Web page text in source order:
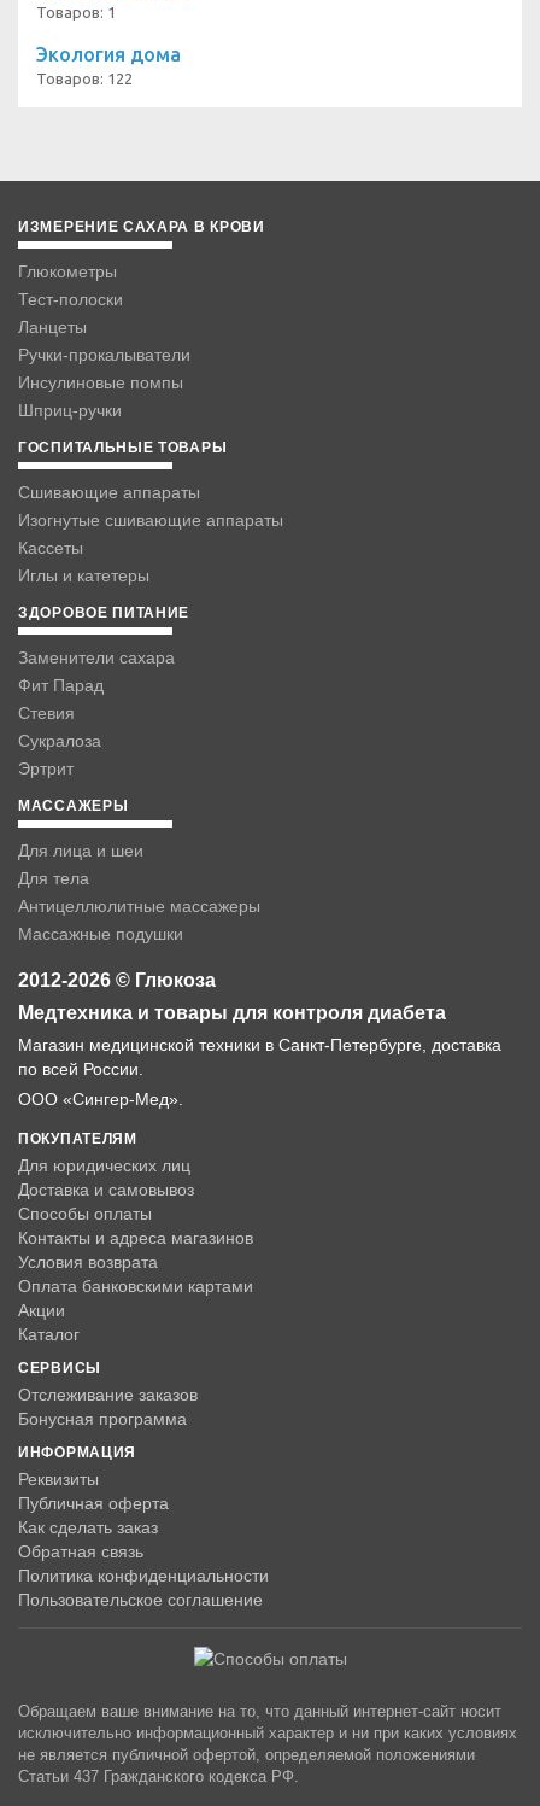
Товаров: 1
Экология дома
Товаров: 122
ИЗМЕРЕНИЕ САХАРА В КРОВИ
Глюкометры
Тест-полоски
Ланцеты
Ручки-прокалыватели
Инсулиновые помпы
Шприц-ручки
ГОСПИТАЛЬНЫЕ ТОВАРЫ
Сшивающие аппараты
Изогнутые сшивающие аппараты
Кассеты
Иглы и катетеры
ЗДОРОВОЕ ПИТАНИЕ
Заменители сахара
Фит Парад
Стевия
Сукралоза
Эртрит
МАССАЖЕРЫ
Для лица и шеи
Для тела
Антицеллюлитные массажеры
Массажные подушки
2012-2026 © Глюкоза
Медтехника и товары для контроля диабета
Магазин медицинской техники в Санкт-Петербурге, доставка
по всей России.
ООО «Сингер-Мед».
ПОКУПАТЕЛЯМ
Для юридических лиц
Доставка и самовывоз
Способы оплаты
Контакты и адреса магазинов
Условия возврата
Оплата банковскими картами
Акции
Каталог
СЕРВИСЫ
Отслеживание заказов
Бонусная программа
ИНФОРМАЦИЯ
Реквизиты
Публичная оферта
Как сделать заказ
Обратная связь
Политика конфиденциальности
Пользовательское соглашение
Обращаем ваше внимание на то, что данный интернет-сайт носит
исключительно информационный характер и ни при каких условиях
не является публичной офертой, определяемой положениями
Статьи 437 Гражданского кодекса РФ.